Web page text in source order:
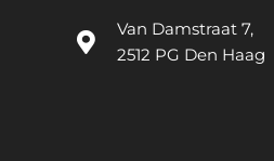
Van Damstraat 7,
2512 PG Den Haag